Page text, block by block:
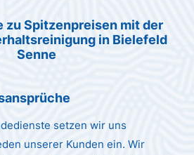
zu Spitzenpreisen mit der
in Bielefeld
Senne
setzen wir uns
unserer Kunden ein. Wir